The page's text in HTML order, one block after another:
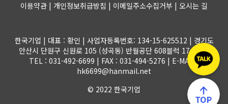
이용약관 | 개인정보취급방침 | 이메일주소수집거부 | 오시는 길
한국기업 | 대표 : 황인 | 사업자등록번호: 134-15-625512 | 경기도
안산시 단원구 신원로 105 (성곡동) 반월공단 608블럭 17-1롯트
TEL : 031-492-6699 | FAX : 031-494-5276 | E-MAIL :
hk6699@hanmail.net
© 2022 한국기업